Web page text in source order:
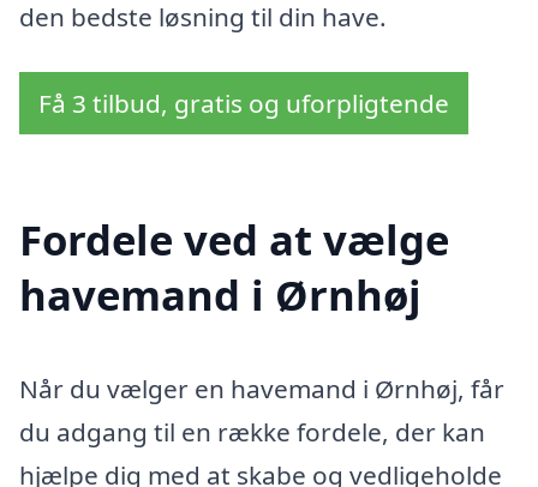
den bedste løsning til din have.
Få 3 tilbud, gratis og uforpligtende
Fordele ved at vælge
havemand i Ørnhøj
Når du vælger en havemand i Ørnhøj, får
du adgang til en række fordele, der kan
hjælpe dig med at skabe og vedligeholde